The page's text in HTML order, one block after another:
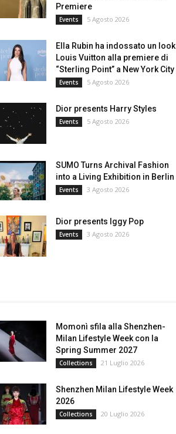
Premiere
Events 5 Agosto 2026
Ella Rubin ha indossato un look
Louis Vuitton alla premiere di
“Sterling Point” a New York City
Events 5 Agosto 2026
Dior presents Harry Styles
Events 5 Agosto 2026
SUMO Turns Archival Fashion
into a Living Exhibition in Berlin
Events 3 Agosto 2026
Dior presents Iggy Pop
Events 3 Agosto 2026
Momonì sfila alla Shenzhen-
Milan Lifestyle Week con la
Spring Summer 2027
Collections 21 Luglio 2026
Shenzhen Milan Lifestyle Week
2026
Collections 20 Luglio 2026